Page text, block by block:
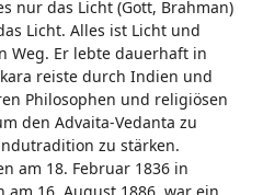
nur das Licht (Gott, Brahman)
Licht. Alles ist Licht und
Weg. Er lebte dauerhaft in
reiste durch Indien und
Philosophen und religiösen
den Advaita-Vedanta zu
zu stärken.
am 18. Februar 1836 in
16. August 1886, war ein